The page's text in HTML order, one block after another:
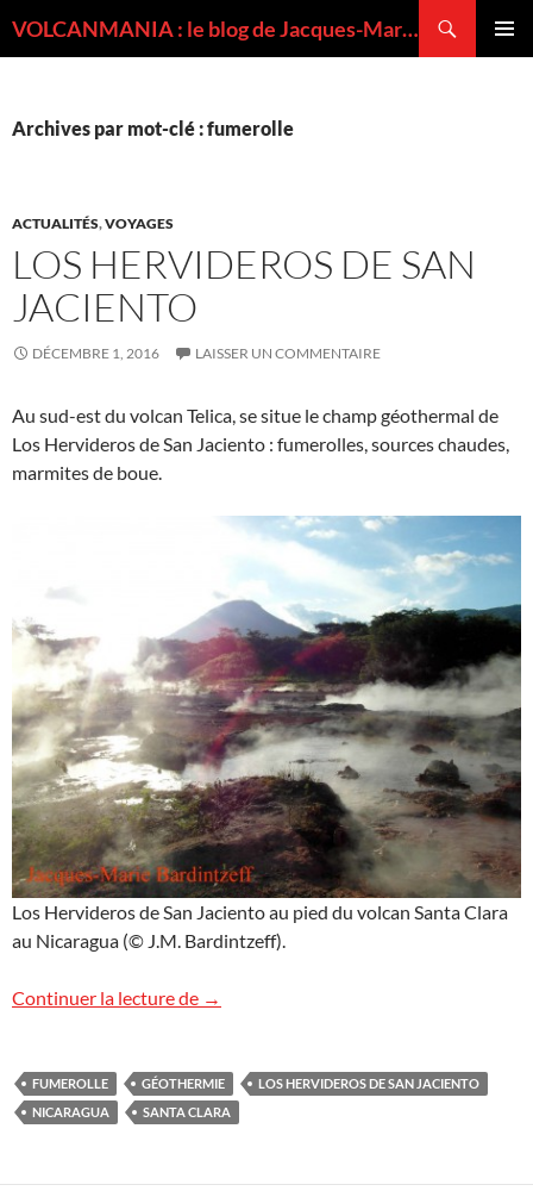
VOLCANMANIA : le blog de Jacques-Marie BARDINTZEFF, volcanologue
Archives par mot-clé : fumerolle
ACTUALITÉS,VOYAGES
LOS HERVIDEROS DE SAN
JACIENTO
DÉCEMBRE 1, 2016 LAISSER UN COMMENTAIRE
Au sud-est du volcan Telica, se situe le champ géothermal de
Los Hervideros de San Jaciento : fumerolles, sources chaudes,
marmites de boue.
Los Hervideros de San Jaciento au pied du volcan Santa Clara
au Nicaragua (© J.M. Bardintzeff).
Continuer la lecture de Los Hervideros de San Jaciento
→
FUMEROLLE GÉOTHERMIE
LOS HERVIDEROS DE SAN JACIENTO
NICARAGUA
SANTA CLARA